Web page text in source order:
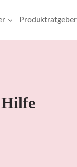
Produktratgeber
Hilfe